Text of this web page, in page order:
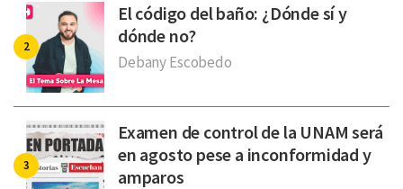
El código del baño: ¿Dónde sí y
dónde no?
Debany Escobedo
Examen de control de la UNAM será
en agosto pese a inconformidad y
amparos